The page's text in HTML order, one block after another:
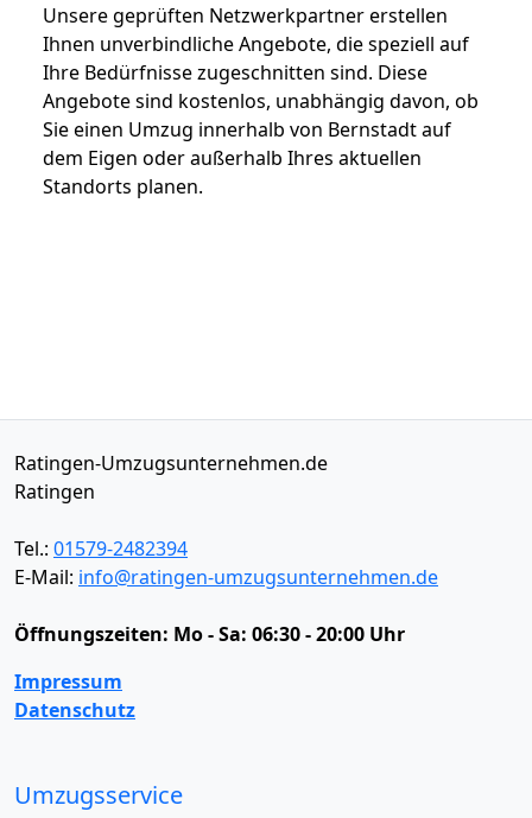
Unsere geprüften Netzwerkpartner erstellen
Ihnen unverbindliche Angebote, die speziell auf
Ihre Bedürfnisse zugeschnitten sind. Diese
Angebote sind kostenlos, unabhängig davon, ob
Sie einen Umzug innerhalb von Bernstadt auf
dem Eigen oder außerhalb Ihres aktuellen
Standorts planen.
Ratingen-Umzugsunternehmen.de
Ratingen
Tel.: 01579-2482394
E-Mail: info@ratingen-umzugsunternehmen.de
Öffnungszeiten: Mo - Sa: 06:30 - 20:00 Uhr
Impressum
Datenschutz
Umzugsservice